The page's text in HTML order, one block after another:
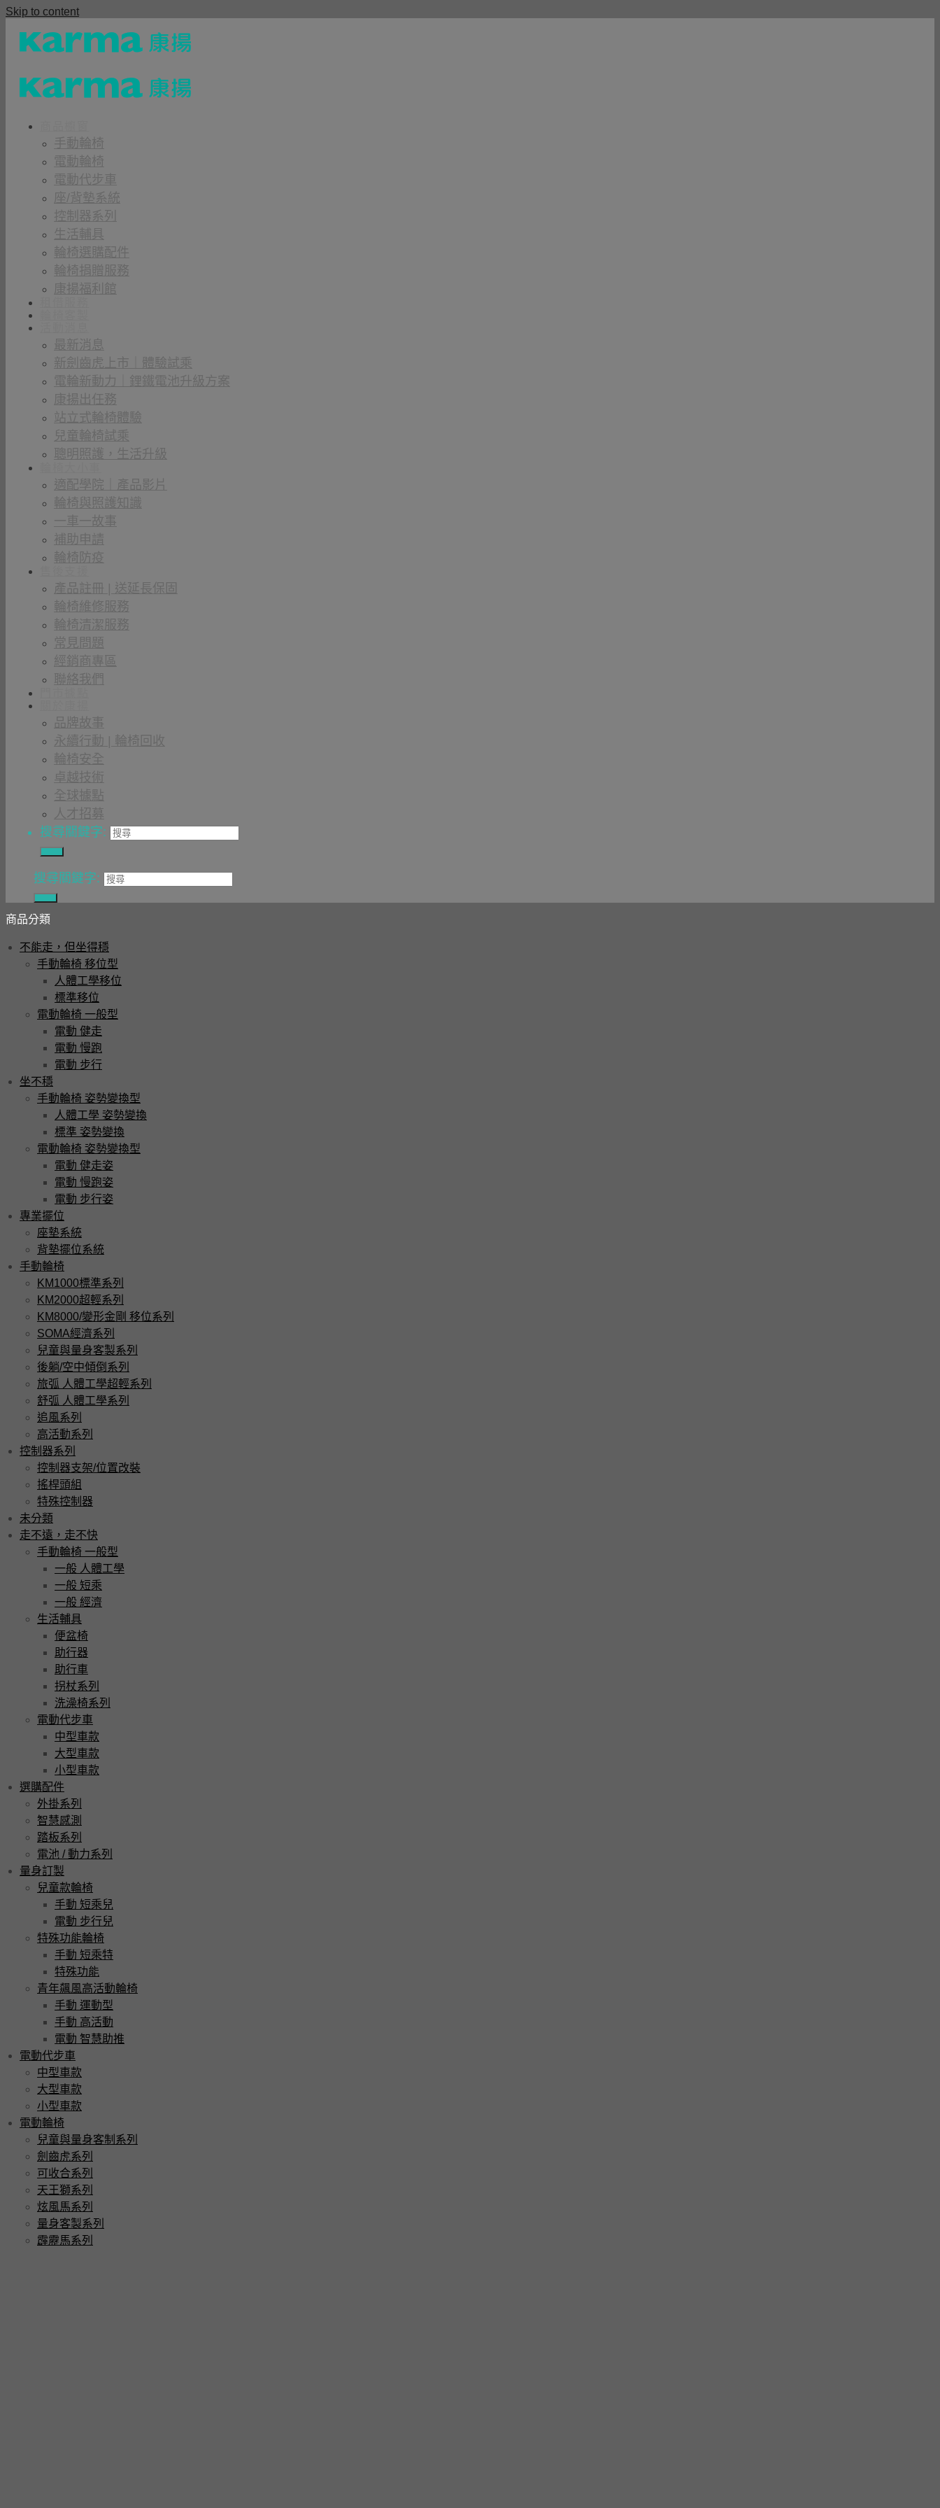
Skip to content
手動輪椅
電動輪椅
電動代步車
座/背墊系統
控制器系列
生活輔具
輪椅選購配件
輪椅捐贈服務
康揚福利館
最新消息
新劍齒虎上市｜體驗試乘
電輪新動力｜鋰鐵電池升級方案
康揚出任務
站立式輪椅體驗
兒童輪椅試乘
聰明照護，生活升級
適配學院｜產品影片
輪椅與照護知識
一車一故事
補助申請
輪椅防疫
產品註冊 | 送延長保固
輪椅維修服務
輪椅清潔服務
常見問題
經銷商專區
聯絡我們
品牌故事
永續行動 | 輪椅回收
輪椅安全
卓越技術
全球據點
人才招募
搜尋關鍵字:
搜尋關鍵字:
商品分類
不能走，但坐得穩
手動輪椅 移位型
人體工學移位
標準移位
電動輪椅 一般型
電動 健走
電動 慢跑
電動 步行
坐不穩
手動輪椅 姿勢變換型
人體工學 姿勢變換
標準 姿勢變換
電動輪椅 姿勢變換型
電動 健走姿
電動 慢跑姿
電動 步行姿
專業擺位
座墊系統
背墊擺位系統
手動輪椅
KM1000標準系列
KM2000超輕系列
KM8000/變形金剛 移位系列
SOMA經濟系列
兒童與量身客製系列
後躺/空中傾倒系列
旅弧 人體工學超輕系列
舒弧 人體工學系列
追風系列
高活動系列
控制器系列
控制器支架/位置改裝
搖桿頭組
特殊控制器
未分類
走不遠，走不快
手動輪椅 一般型
一般 人體工學
一般 短乘
一般 經濟
生活輔具
便盆椅
助行器
助行車
拐杖系列
洗澡椅系列
電動代步車
中型車款
大型車款
小型車款
選購配件
外掛系列
智慧感測
踏板系列
電池 / 動力系列
量身訂製
兒童款輪椅
手動 短乘兒
電動 步行兒
特殊功能輪椅
手動 短乘特
特殊功能
青年飆風高活動輪椅
手動 運動型
手動 高活動
電動 智慧助推
電動代步車
中型車款
大型車款
小型車款
電動輪椅
兒童與量身客制系列
劍齒虎系列
可收合系列
天王獅系列
炫風馬系列
量身客製系列
霹靂馬系列